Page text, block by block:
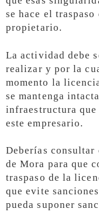
se hace el
propietario.
La actividad debe
realizar y por la
momento la
se mantenga
infraestructura
este empresario.
Deberías
de Mora para que
traspaso de la
que evite
pueda suponer